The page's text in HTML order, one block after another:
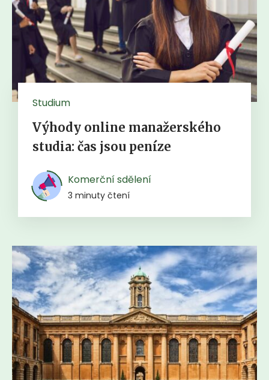
Studium
Výhody online manažerského
studia: čas jsou peníze
Komerční sdělení
3 minuty čtení